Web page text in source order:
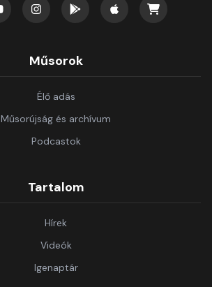
Műsorok
Élő adás
Műsorújság és archívum
Podcastok
Tartalom
Hírek
Videók
Igenaptár